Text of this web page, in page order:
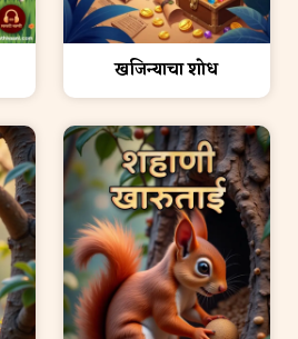
खजिन्याचा शोध